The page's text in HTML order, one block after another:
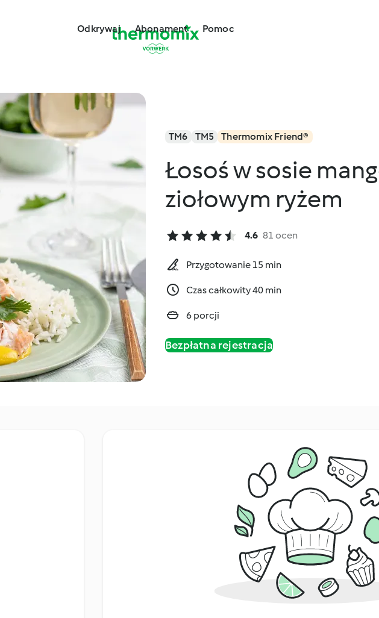
Odkrywaj Abonament Pomoc
TM6 TM5 Thermomix Friend®
Łosoś w sosie
ziołowym ryżem
4.6 81 ocen
Przygotowanie 15 min
Czas całkowity 40 min
6 porcji
Bezpłatna rejestracja